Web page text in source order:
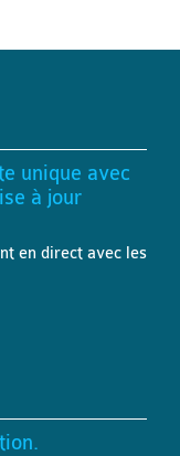
unique avec
à jour
en direct avec les